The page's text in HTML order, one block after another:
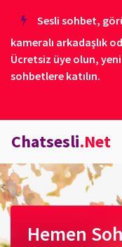
Sesli sohbet,
kameralı arkadaşlık
Ücretsiz üye olun,
sohbetlere katılın.
Chatsesli.Net
Hemen